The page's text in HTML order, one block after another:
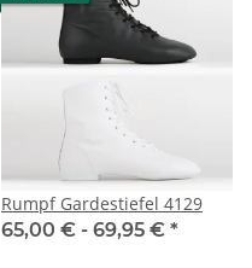
Rumpf Gardestiefel 4129
65,00 € - 69,95 € *